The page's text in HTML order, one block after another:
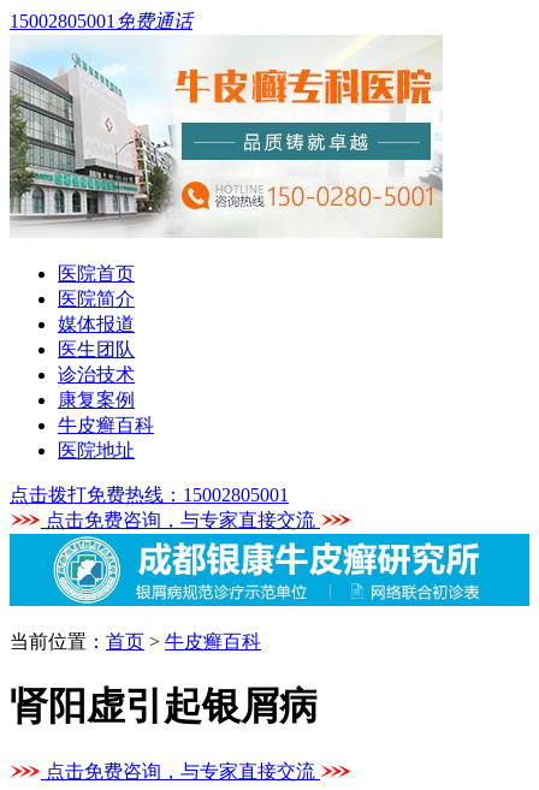
15002805001 免费通话
医院首页
医院简介
媒体报道
医生团队
诊治技术
康复案例
牛皮癣百科
医院地址
点击拨打免费热线：15002805001
点击免费咨询，与专家直接交流
当前位置： 首页 > 牛皮癣百科
肾阳虚引起银屑病
点击免费咨询，与专家直接交流